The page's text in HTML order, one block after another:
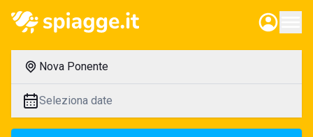
Nova Ponente
Seleziona date